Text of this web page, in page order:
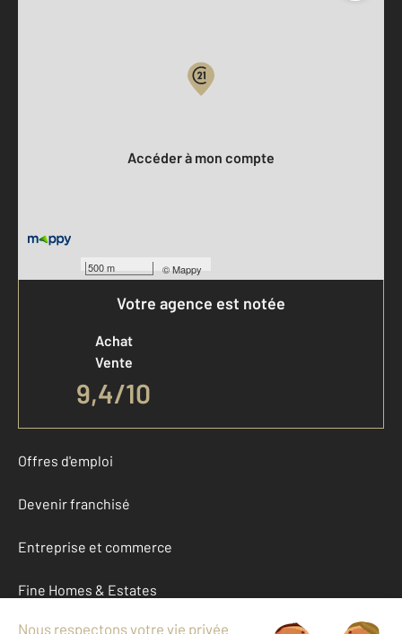
500 m ©Mappy
Accéder à mon compte
Votre agence est notée
Achat
Vente
9,4/10
Offres d'emploi
Devenir franchisé
Entreprise et commerce
Fine Homes & Estates